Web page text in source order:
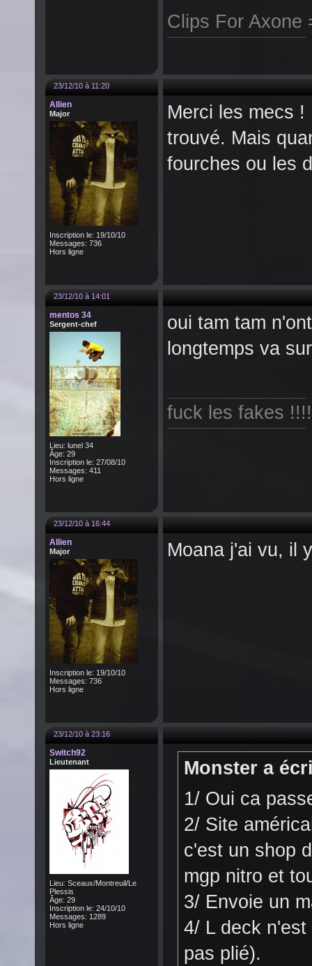
Clips For Axone
23/12/10 à 11:20
Allien
Major
Inscription le: 19/10/10
Messages: 736
Hors ligne
Merci les mecs !
trouvé. Mais
fourches ou les
23/12/10 à 14:01
mentos 34
Sergent-chef
Lieu: lunel 34
Âge: 29
Inscription le: 27/08/10
Messages: 411
Hors ligne
oui tam tam
longtemps va
fuck les fakes !!!!
23/12/10 à 16:44
Allien
Major
Inscription le: 19/10/10
Messages: 736
Hors ligne
Moana j'ai vu, il
23/12/10 à 23:16
Switch92
Lieutenant
Lieu: Sceaux/Montreuil/Le
Plessis
Âge: 29
Inscription le: 24/10/10
Messages: 1289
Hors ligne
Monster a
1/ Oui ca
2/ Site
c'est un shop
mgp nitro et
3/ Envoie un
4/ L deck
pas plié).